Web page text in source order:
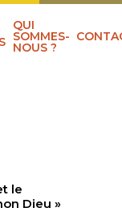
QUI
SOMMES-
NOUS ?
le
Dieu »